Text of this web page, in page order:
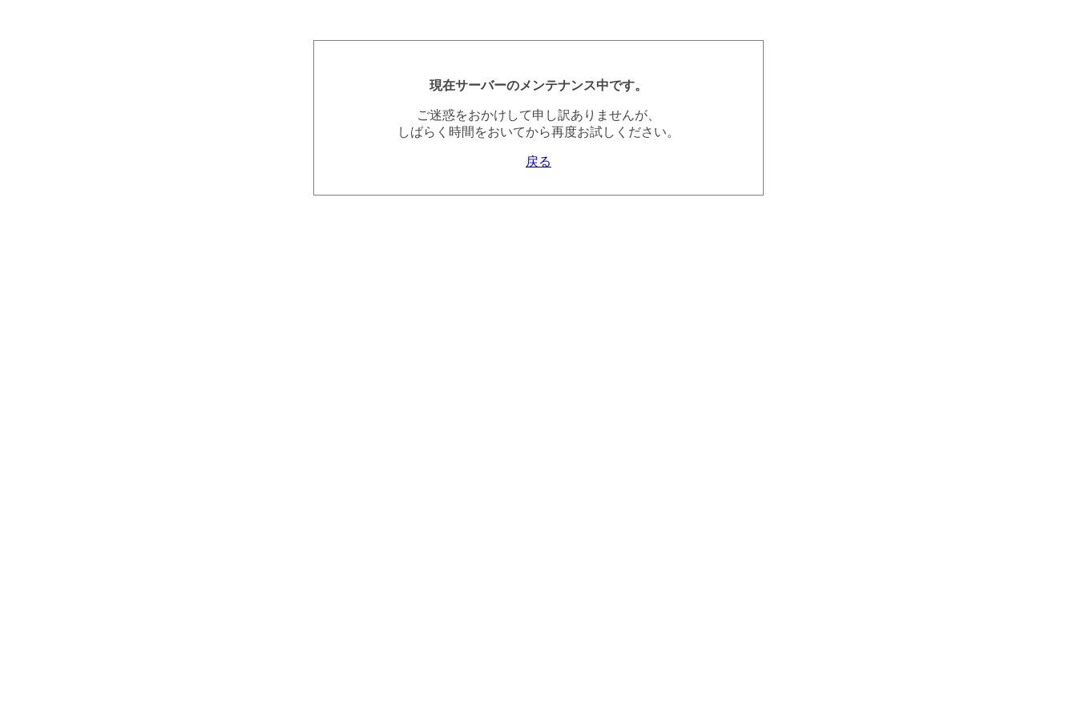
現在サーバーのメンテナンス中です。
ご迷惑をおかけして申し訳ありませんが、
しばらく時間をおいてから再度お試しください。
戻る